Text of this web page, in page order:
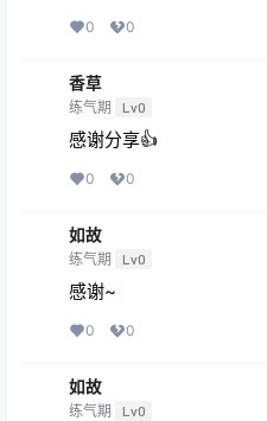
0 0
香草
练气期 Lv0
感谢分享👍
0 0
如故
练气期 Lv0
感谢~
0 0
如故
练气期 Lv0